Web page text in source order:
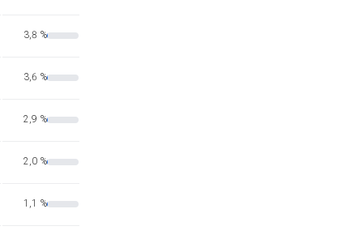
3,8 %
3,6 %
2,9 %
2,0 %
1,1 %